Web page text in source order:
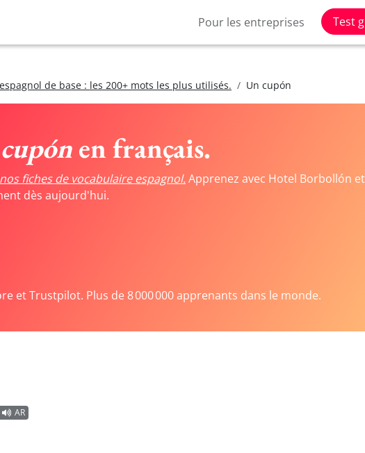
Pour les entreprises Test
de base : les 200+ mots les plus utilisés. Un cupón
en français.
fiches de vocabulaire espagnol.Apprenez avec Hotel Borbollón
dès aujourd'hui.
et Trustpilot. Plus de 8 000 000 apprenants dans le monde.
AR